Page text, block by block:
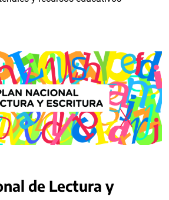
de Lectura y